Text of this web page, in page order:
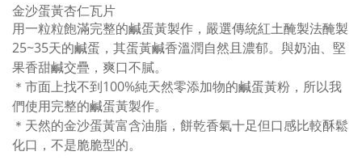
金沙蛋黃杏仁瓦片
用一粒粒飽滿完整的鹹蛋黃製作，嚴選傳統紅土醃製法醃製
25~35天的鹹蛋，其蛋黃鹹香溫潤自然且濃郁。與奶油、堅
果香甜鹹交疊，爽口不膩。
＊ 市面上找不到100%純天然零添加物的鹹蛋黃粉 ，所以我
們使用完整的鹹蛋黃製作。
＊天然的金沙蛋黃富含油脂，餅乾香氣十足但口感比較酥鬆
化口，不是脆脆型的。